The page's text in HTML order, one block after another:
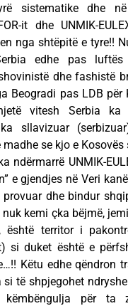
sistematike dhe
it dhe UNMIK-
nga shtëpitë e tyre!!
edhe pas
dhe fashistë
Beogradi pas LDB për
vitesh Serbia ka
sllavizuar
se kjo e Kosovës
UNMIK-
e gjendjes në Veri
provuar dhe bindur
nuk kemi çka bëjmë,
është territor i
si duket është e
Këtu edhe qëndron
të shpjegohet ndryshe
këmbëngulja për ta